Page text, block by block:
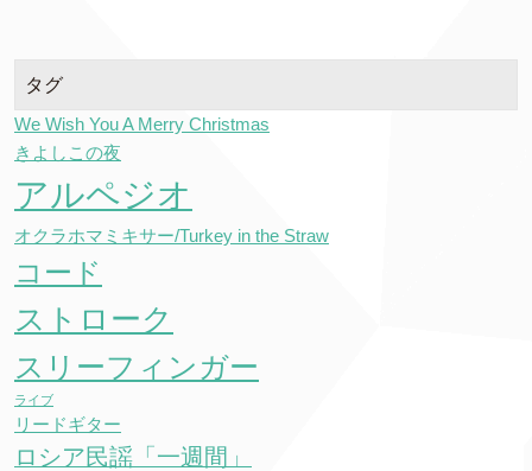
タグ
We Wish You A Merry Christmas
きよしこの夜
アルペジオ
オクラホマミキサー/Turkey in the Straw
コード
ストローク
スリーフィンガー
ライブ
リードギター
ロシア民謡「一週間」